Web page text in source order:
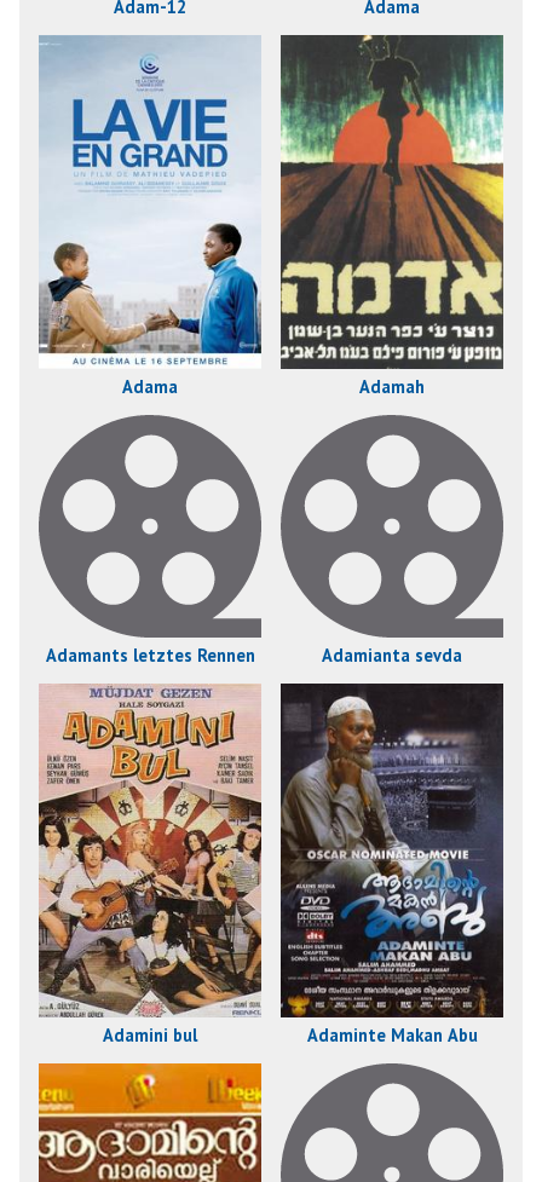
Adam-12 Adama
Adama Adamah
Adamants letztes Rennen Adamianta sevda
Adamini bul Adaminte Makan Abu